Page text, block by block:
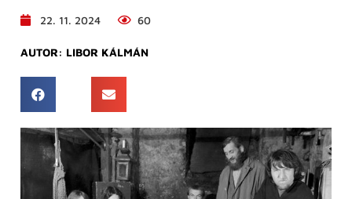
22. 11. 2024 60
AUTOR: LIBOR KÁLMÁN